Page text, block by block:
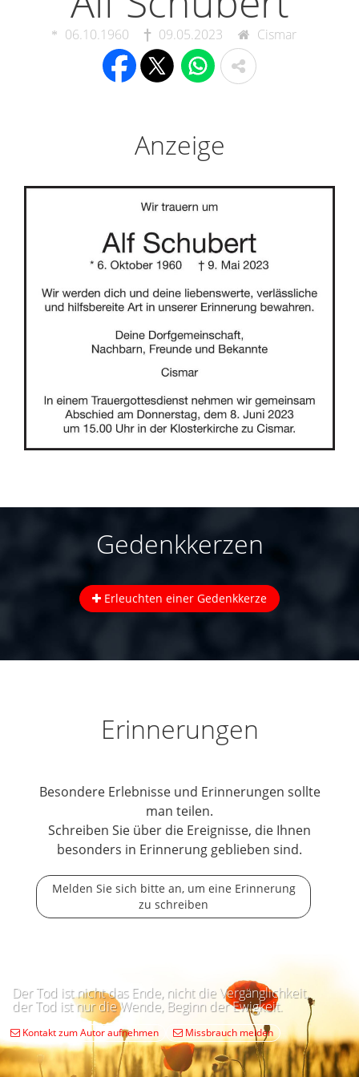
06.10.1960 09.05.2023 Cismar
Anzeige
Gedenkkerzen
Erleuchten einer Gedenkkerze
Erinnerungen
Besondere Erlebnisse und Erinnerungen sollte
man teilen.
Schreiben Sie über die Ereignisse, die Ihnen
besonders in Erinnerung geblieben sind.
Melden Sie sich bitte an, um eine Erinnerung
zu schreiben
Der Tod ist nicht das Ende, nicht die Vergänglichkeit,
der Tod ist nur die Wende, Beginn der Ewigkeit.
Kontakt zum Autor aufnehmen Missbrauch melden